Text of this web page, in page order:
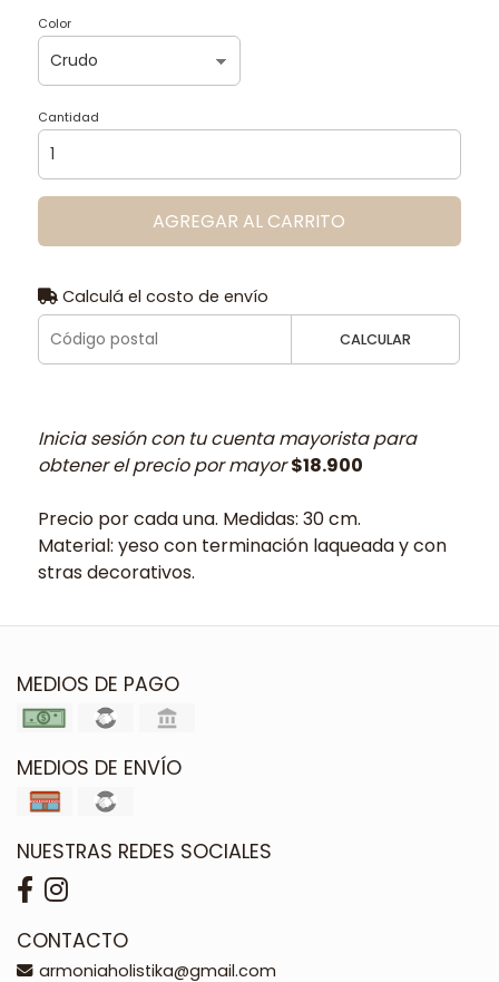
Color
Cantidad
AGREGAR AL CARRITO
Calculá el costo de envío
CALCULAR
Inicia sesión con tu cuenta mayorista para
obtener el precio por mayor$18.900
Precio por cada una. Medidas: 30 cm.
Material: yeso con terminación laqueada y con
stras decorativos.
MEDIOS DE PAGO
MEDIOS DE ENVÍO
NUESTRAS REDES SOCIALES
CONTACTO
armoniaholistika@gmail.com